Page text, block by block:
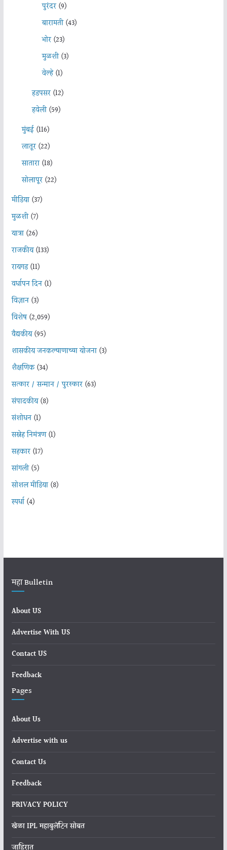
पुरंदर(9)
बारामती(43)
भोर(23)
मुळशी(3)
वेल्हे(1)
हडपसर(12)
हवेली(59)
मुंबई(116)
लातूर(22)
सातारा(18)
सोलापूर(22)
मीडिया(37)
मुळशी(7)
यात्रा(26)
राजकीय(133)
रायगड(11)
वर्धापन दिन(1)
विज्ञान(3)
विशेष(2,059)
वैद्यकीय(95)
शासकीय जनकल्याणाच्या योजना(3)
शैक्षणिक(34)
सत्कार / सन्मान / पुरस्कार(63)
संपादकीय(8)
संशोधन(1)
सस्नेह निमंत्रण(1)
सहकार(17)
सांगली(5)
सोशल मीडिया(8)
स्पर्धा(4)
महा Bulletin
About US
Advertise With US
Contact US
Feedback
Pages
About Us
Advertise with us
Contact Us
Feedback
PRIVACY POLICY
खेळा IPL महाबुलेटिन सोबत